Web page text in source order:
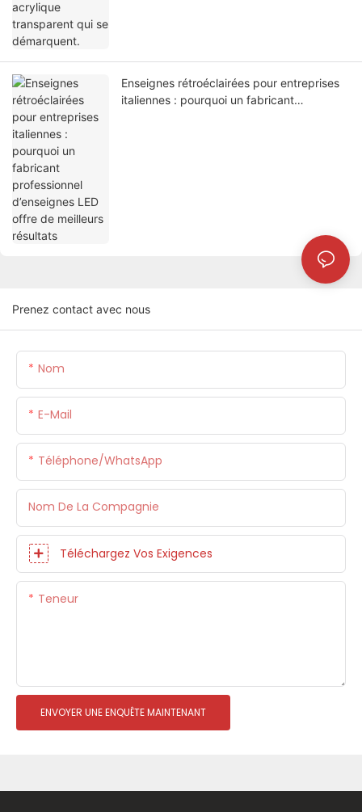
Enseignes rétroéclairées pour entreprises
italiennes : pourquoi un fabricant
Prenez contact avec nous
Nom
E-Mail
Téléphone/WhatsApp
Nom De La Compagnie
Téléchargez Vos Exigences
Teneur
ENVOYER UNE ENQUÊTE MAINTENANT